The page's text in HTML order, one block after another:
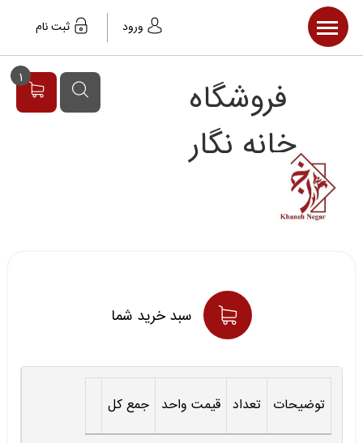
صفحه اصلی
محصولات
ورود ثبت نام
فروشگاه
خانه نگار
1
سبد خريد شما
توضیحات تعداد قیمت واحد جمع کل